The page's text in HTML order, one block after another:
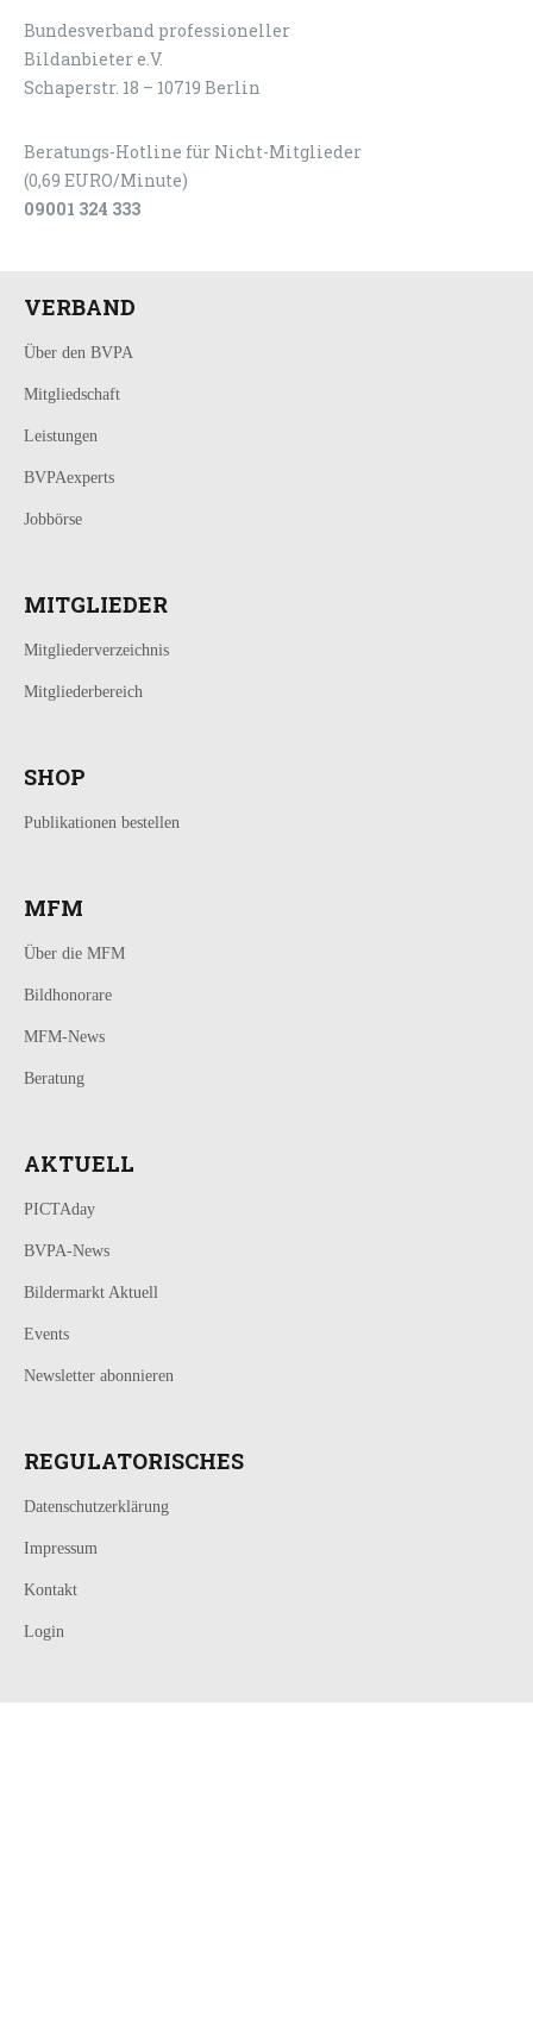
Bundesverband professioneller
Bildanbieter e.V.
Schaperstr. 18 – 10719 Berlin
Beratungs-Hotline für Nicht-Mitglieder
(0,69 EURO/Minute)
09001 324 333
VERBAND
Über den BVPA
Mitgliedschaft
Leistungen
BVPAexperts
Jobbörse
MITGLIEDER
Mitgliederverzeichnis
Mitgliederbereich
SHOP
Publikationen bestellen
MFM
Über die MFM
Bildhonorare
MFM-News
Beratung
AKTUELL
PICTAday
BVPA-News
Bildermarkt Aktuell
Events
Newsletter abonnieren
REGULATORISCHES
Datenschutzerklärung
Impressum
Kontakt
Login